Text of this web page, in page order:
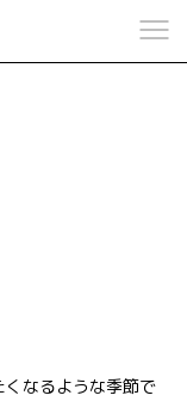
なるような季節で